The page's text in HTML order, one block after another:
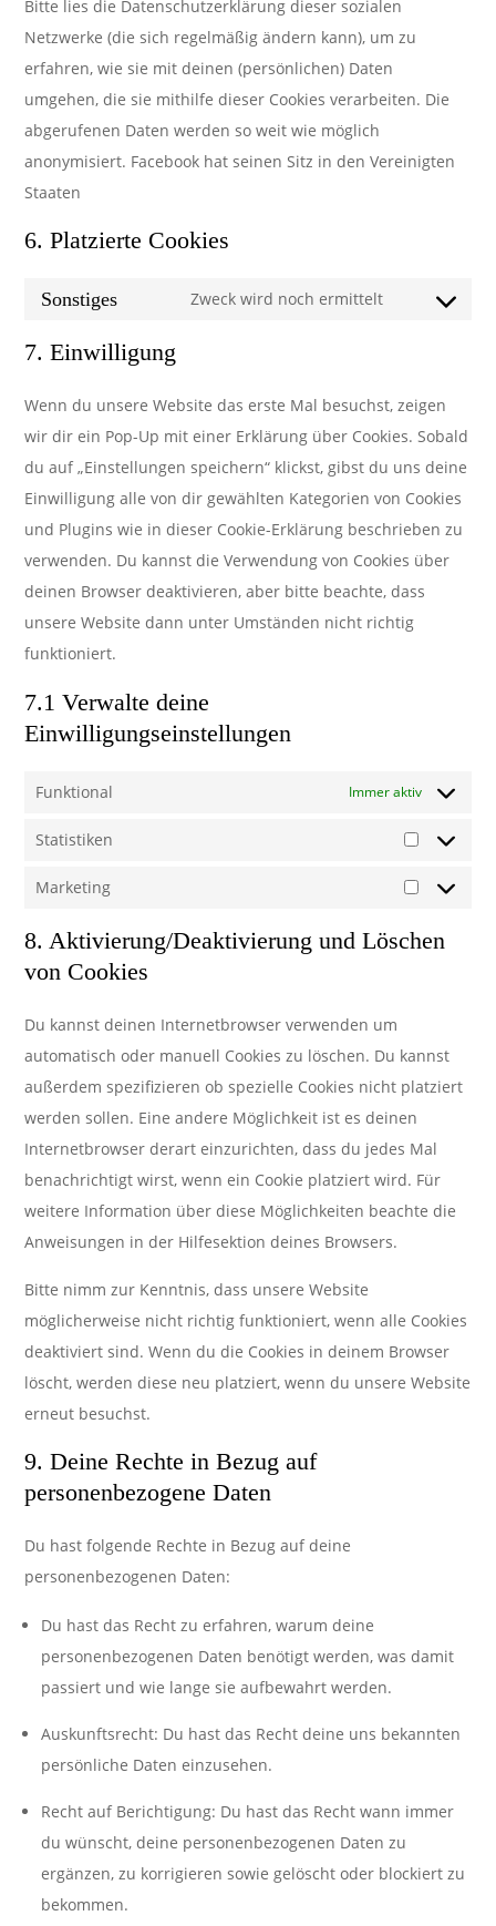
Bitte lies die Datenschutzerklärung dieser sozialen
Netzwerke (die sich regelmäßig ändern kann), um zu
erfahren, wie sie mit deinen (persönlichen) Daten
umgehen, die sie mithilfe dieser Cookies verarbeiten. Die
abgerufenen Daten werden so weit wie möglich
anonymisiert. Facebook hat seinen Sitz in den Vereinigten
Staaten
6. Platzierte Cookies
Sonstiges Zweck wird noch ermittelt
Consent
sonstiges
7. Einwilligung
Wenn du unsere Website das erste Mal besuchst, zeigen
wir dir ein Pop-Up mit einer Erklärung über Cookies. Sobald
du auf „Einstellungen speichern“ klickst, gibst du uns deine
Einwilligung alle von dir gewählten Kategorien von Cookies
und Plugins wie in dieser Cookie-Erklärung beschrieben zu
verwenden. Du kannst die Verwendung von Cookies über
deinen Browser deaktivieren, aber bitte beachte, dass
unsere Website dann unter Umständen nicht richtig
funktioniert.
7.1 Verwalte deine
Einwilligungseinstellungen
Funktional Immer aktiv
Statistiken
Marketing
Marketing
8. Aktivierung/Deaktivierung und Löschen
von Cookies
Du kannst deinen Internetbrowser verwenden um
automatisch oder manuell Cookies zu löschen. Du kannst
außerdem spezifizieren ob spezielle Cookies nicht platziert
werden sollen. Eine andere Möglichkeit ist es deinen
Internetbrowser derart einzurichten, dass du jedes Mal
benachrichtigt wirst, wenn ein Cookie platziert wird. Für
weitere Information über diese Möglichkeiten beachte die
Anweisungen in der Hilfesektion deines Browsers.
Bitte nimm zur Kenntnis, dass unsere Website
möglicherweise nicht richtig funktioniert, wenn alle Cookies
deaktiviert sind. Wenn du die Cookies in deinem Browser
löscht, werden diese neu platziert, wenn du unsere Website
erneut besuchst.
9. Deine Rechte in Bezug auf
personenbezogene Daten
Du hast folgende Rechte in Bezug auf deine
personenbezogenen Daten:
Du hast das Recht zu erfahren, warum deine
personenbezogenen Daten benötigt werden, was damit
passiert und wie lange sie aufbewahrt werden.
Auskunftsrecht: Du hast das Recht deine uns bekannten
persönliche Daten einzusehen.
Recht auf Berichtigung: Du hast das Recht wann immer
du wünscht, deine personenbezogenen Daten zu
ergänzen, zu korrigieren sowie gelöscht oder blockiert zu
bekommen.